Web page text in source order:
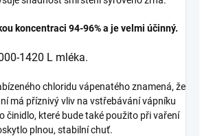
koncentraci 94-96% a je velmi účinný.
1420 L mléka.
chloridu vápenatého znamená, že
má příznivý vliv na vstřebávání vápníku
činidlo, které bude také použito při vaření
plnou, stabilní chuť.